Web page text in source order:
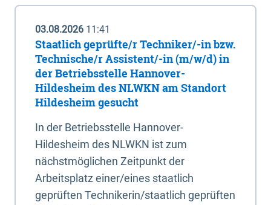
03.08.2026 11:41
Staatlich geprüfte/r Techniker/-in bzw.
Technische/r Assistent/-in (m/w/d) in
der Betriebsstelle Hannover-
Hildesheim des NLWKN am Standort
Hildesheim gesucht
In der Betriebsstelle Hannover-
Hildesheim des NLWKN ist zum
nächstmöglichen Zeitpunkt der
Arbeitsplatz einer/eines staatlich
geprüften Technikerin/staatlich geprüften